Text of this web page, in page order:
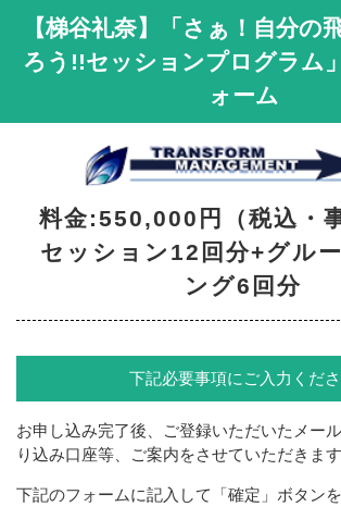
【梯谷礼奈】「さぁ！自分の
ろう!!セッションプログラム
ォーム
料金:550,000円（税込・
セッション12回分+グル
ング6回分
下記必要事項にご入力くだ
お申し込み完了後、ご登録いただいたメー
り込み口座等、ご案内をさせていただきます
下記のフォームに記入して「確定」ボタン